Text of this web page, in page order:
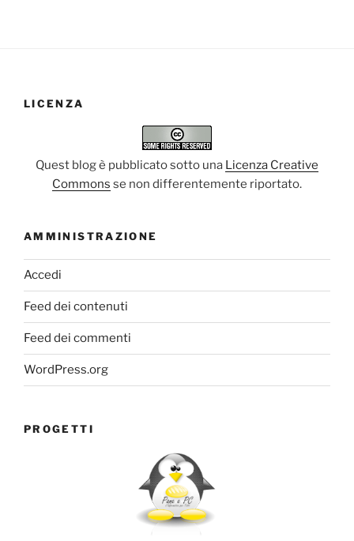
LICENZA
Quest blog è pubblicato sotto una Licenza Creative
Commons se non differentemente riportato.
AMMINISTRAZIONE
Accedi
Feed dei contenuti
Feed dei commenti
WordPress.org
PROGETTI